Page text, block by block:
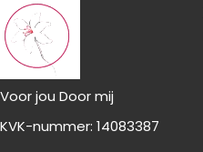
Voor jou Door mij
KVK-nummer: 14083387